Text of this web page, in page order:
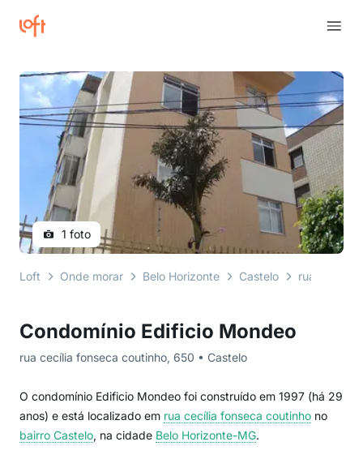
Condomínio Edificio Mondeo
rua cecília fonseca coutinho, 650 • Castelo
O condomínio Edificio Mondeo foi construído em 1997 (há 29
anos) e está localizado em rua cecília fonseca coutinho no
bairro Castelo, na cidade Belo Horizonte-MG.
1 foto
Loft Onde morar Belo Horizonte Castelo rua cecília